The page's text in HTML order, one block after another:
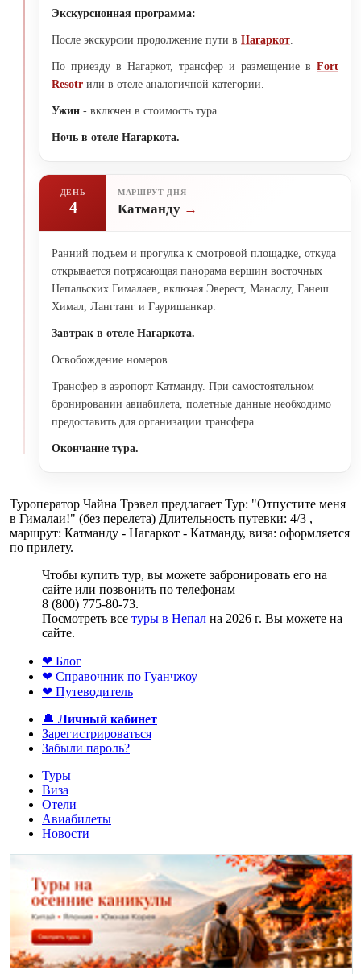
Экскурсионная программа:
После экскурсии продолжение пути в Нагаркот
По приезду в Нагаркот, трансфер и размещение в Fort
Resotr или в отеле аналогичной категории.
Ужин - включен в стоимость тура.
Ночь в отеле Нагаркота.
ДЕНЬ
4
МАРШРУТ ДНЯ
Катманду
Ранний подъем и прогулка к смотровой площадке, откуда
открывается потрясающая панорама вершин восточных
Непальских Гималаев, включая Эверест, Манаслу, Ганеш
Химал, Лангтанг и Гауришанкар.
Завтрак в отеле Нагаркота.
Освобождение номеров.
Трансфер в аэропорт Катманду. При самостоятельном
бронировании авиабилета, полетные данные необходимо
предоставить для организации трансфера.
Окончание тура.
Туроператор Чайна Трэвел предлагает Тур: "Отпустите меня
в Гималаи!" (без перелета) Длительность путевки: 4/3 ,
маршрут: Катманду - Нагаркот - Катманду, виза: оформляется
по прилету.
Чтобы купить тур, вы можете забронировать его на
сайте или позвонить по телефонам
8 (800) 775-80-73.
Посмотреть все туры в Непал на 2026 г. Вы можете на
сайте.
❤ Блог
❤ Справочник по Гуанчжоу
❤ Путеводитель
🔔 Личный кабинет
Зарегистрироваться
Забыли пароль?
Туры
Виза
Отели
Авиабилеты
Новости